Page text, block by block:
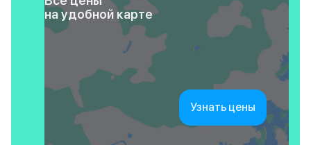
на удобной карте
Узнать цены